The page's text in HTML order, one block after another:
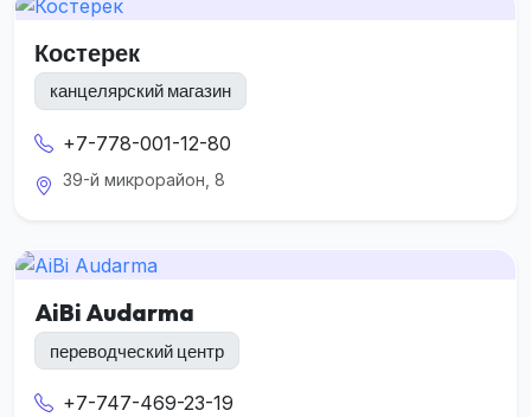
Костерек
канцелярский магазин
+7-778-001-12-80
39-й микрорайон, 8
AiBi Audarma
переводческий центр
+7-747-469-23-19